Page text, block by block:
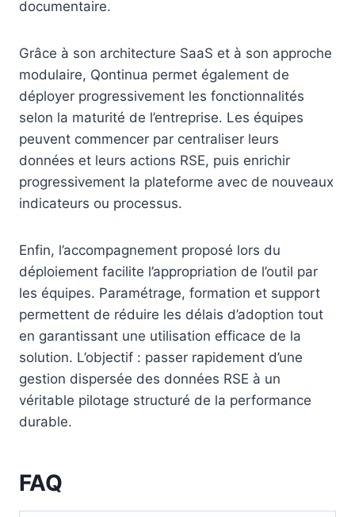
documentaire.
Grâce à son architecture SaaS et à son approche
modulaire, Qontinua permet également de
déployer progressivement les fonctionnalités
selon la maturité de l’entreprise. Les équipes
peuvent commencer par centraliser leurs
données et leurs actions RSE, puis enrichir
progressivement la plateforme avec de nouveaux
indicateurs ou processus.
Enfin, l’accompagnement proposé lors du
déploiement facilite l’appropriation de l’outil par
les équipes. Paramétrage, formation et support
permettent de réduire les délais d’adoption tout
en garantissant une utilisation efficace de la
solution. L’objectif : passer rapidement d’une
gestion dispersée des données RSE à un
véritable pilotage structuré de la performance
durable.
FAQ